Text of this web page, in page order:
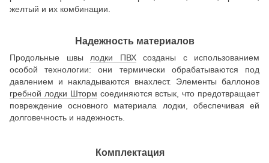
желтый и их комбинации.
Надежность материалов
Продольные швы лодки ПВХсозданы с использованием
особой технологии: они термически обрабатываются под
давлением и накладываются внахлест. Элементы баллонов
гребной лодки Шторм соединяются встык, что предотвращает
повреждение основного материала лодки, обеспечивая ей
долговечность и надежность.
Комплектация